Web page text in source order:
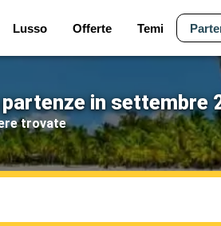
Lusso Offerte Temi
in settembre
trovate